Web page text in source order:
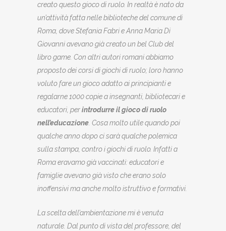
creato questo gioco di ruolo. In realtà è nato da
un’attività fatta nelle biblioteche del comune di
Roma, dove Stefania Fabri e Anna Maria Di
Giovanni avevano già creato un bel Club del
libro game. Con altri autori romani abbiamo
proposto dei corsi di giochi di ruolo; loro hanno
voluto fare un gioco adatto ai principianti e
regalarne 1000 copie a insegnanti, bibliotecari e
educatori, perintrodurre il gioco di ruolo
nell’educazione . Cosa molto utile quando poi
qualche anno dopo ci sarà qualche polemica
sulla stampa, contro i giochi di ruolo. Infatti a
Roma eravamo già vaccinati: educatori e
famiglie avevano già visto che erano solo
inoffensivi ma anche molto istruttivo e formativi.
La scelta dell’ambientazione mi è venuta
naturale. Dal punto di vista del professore, del